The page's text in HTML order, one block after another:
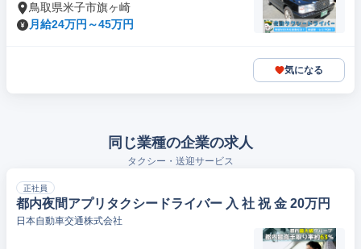
鳥取県米子市旗ヶ崎
月給24万円～45万円
気になる
同じ業種の企業の求人
タクシー・送迎サービス
正社員
都内夜間アプリタクシードライバー 入 社 祝 金 20万円
日本自動車交通株式会社